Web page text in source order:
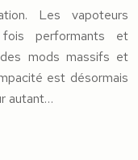
Les vapoteurs
performants et
des mods massifs et
est désormais
autant…